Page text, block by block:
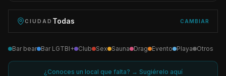
CIUDAD Todas CAMBIAR
Bar bear Bar LGTBI+ Club Sex Sauna Drag Evento Playa Otros
¿Conoces un local que falta? → Sugiérelo aquí